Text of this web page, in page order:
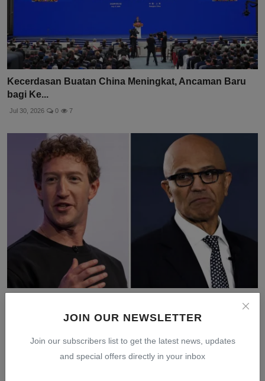
JOIN OUR NEWSLETTER
Join our subscribers list to get the latest news, updates
and special offers directly in your inbox
Kecerdasan Buatan China Meningkat, Ancaman Baru
bagi Ke...
Jul 30, 2026 0 7